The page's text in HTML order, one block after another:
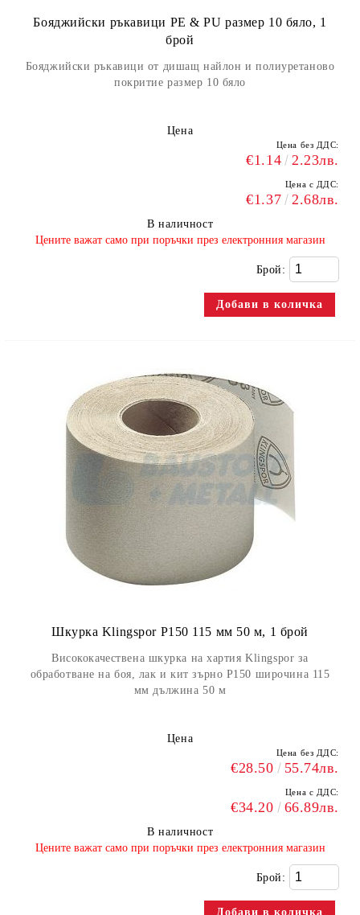
Бояджийски ръкавици PE & PU размер 10 бяло, 1
брой
Бояджийски ръкавици от дишащ найлон и полиуретаново
покритие размер 10 бяло
Цена
Цена без ДДС:
€1.14 2.23лв.
Цена с ДДС:
€1.37 2.68лв.
В наличност
​Цените важат само при поръчки през електронния магазин
Брой:
Шкурка Klingspor P150 115 мм 50 м, 1 брой
Висококачествена шкурка на хартия Klingspor за
обработване на боя, лак и кит зърно Р150 широчина 115
мм дължина 50 м
Цена
Цена без ДДС:
€28.50 55.74лв.
Цена с ДДС:
€34.20 66.89лв.
В наличност
​Цените важат само при поръчки през електронния магазин
Брой: